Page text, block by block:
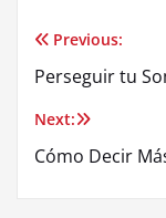
Post
Previous:
Perseguir tu
Next:
Cómo Decir